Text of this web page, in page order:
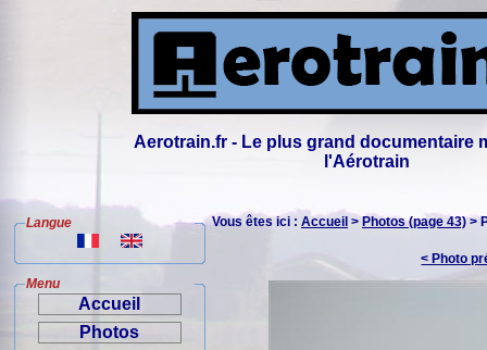
Aerotrain.fr - Le plus grand documentaire
l'Aérotrain
Langue
Menu
Accueil
Photos
Vous êtes ici : Accueil > Photos (page 43) >
< Photo